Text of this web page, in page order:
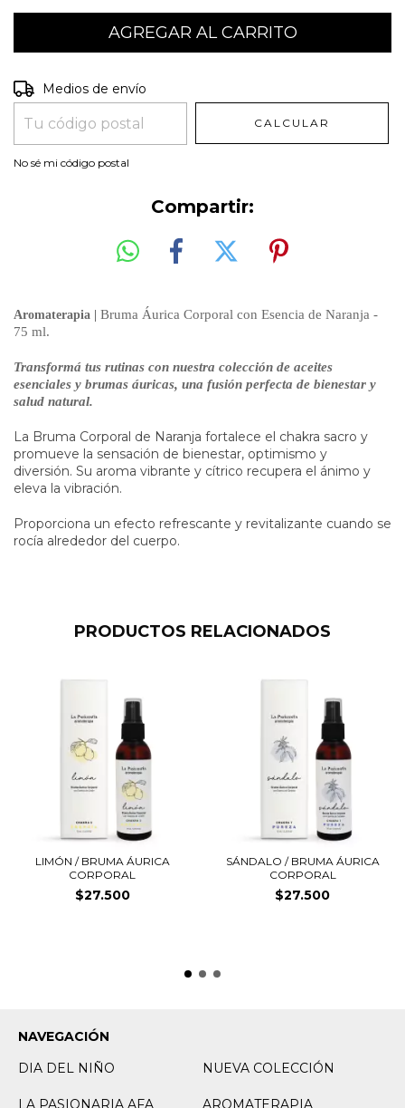
Entregas para el CP:
Medios de envío
CALCULAR
No sé mi código postal
Compartir:
Aromaterapia | Bruma Áurica Corporal con Esencia de Naranja -
75 ml.
Transformá tus rutinas con nuestra colección de aceites
esenciales y brumas áuricas, una fusión perfecta de bienestar y
salud natural.
La Bruma Corporal de Naranja fortalece el chakra sacro y
promueve la sensación de bienestar, optimismo y
diversión. Su aroma vibrante y cítrico recupera el ánimo y
eleva la vibración.
Proporciona un efecto refrescante y revitalizante cuando se
rocía alrededor del cuerpo.
PRODUCTOS RELACIONADOS
LIMÓN / BRUMA ÁURICA
CORPORAL
$27.500
SÁNDALO / BRUMA ÁURICA
CORPORAL
$27.500
NAVEGACIÓN
DIA DEL NIÑO
NUEVA COLECCIÓN
LA PASIONARIA AFA AROMATERAPIA